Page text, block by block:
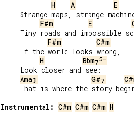
H
A
E
Strange maps, strange
F#m
E
Tiny roads and impossible
F#m
C#m
     If the world looks wrong,
H
Bbm75-
     Look closer and see:
Amaj
G#7
That is where the story
Instrumental: C#m C#m C#m H